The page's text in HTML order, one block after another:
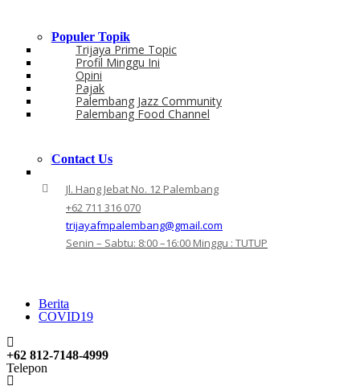
Populer Topik
Trijaya Prime Topic
Profil Minggu Ini
Opini
Pajak
Palembang Jazz Community
Palembang Food Channel
Contact Us
Jl. Hang Jebat No. 12 Palembang
+62 711 316 070
trijayafmpalembang@gmail.com
Senin – Sabtu: 8:00 –16:00 Minggu : TUTUP
Berita
COVID19
+62 812-7148-4999
Telepon